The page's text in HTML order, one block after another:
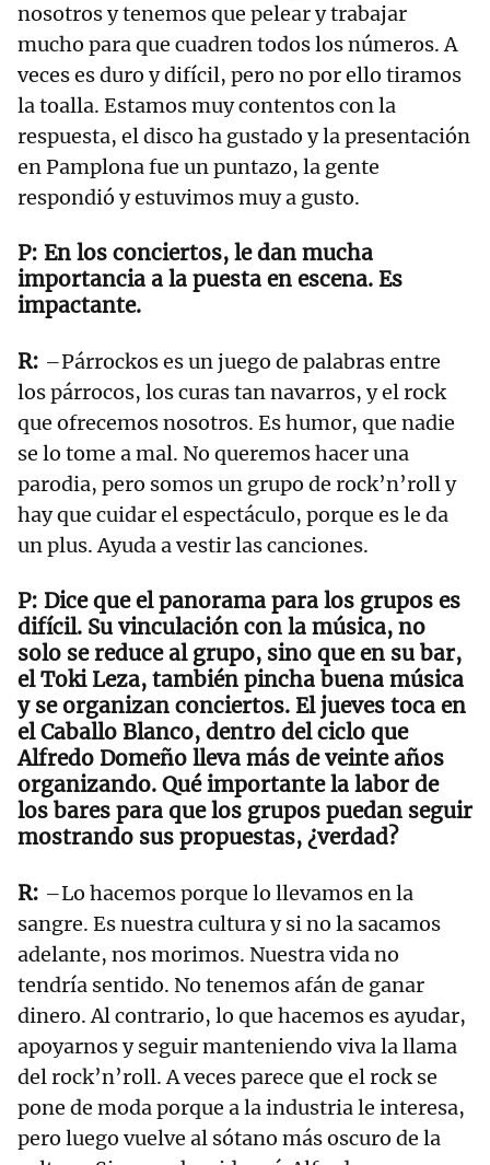
nosotros y tenemos que pelear y trabajar
mucho para que cuadren todos los números. A
veces es duro y difícil, pero no por ello tiramos
la toalla. Estamos muy contentos con la
respuesta, el disco ha gustado y la presentación
en Pamplona fue un puntazo, la gente
respondió y estuvimos muy a gusto.
En los conciertos, le dan mucha
importancia a la puesta en escena. Es
impactante.
–Párrockos es un juego de palabras entre
los párrocos, los curas tan navarros, y el rock
que ofrecemos nosotros. Es humor, que nadie
se lo tome a mal. No queremos hacer una
parodia, pero somos un grupo de rock’n’roll y
hay que cuidar el espectáculo, porque es le da
un plus. Ayuda a vestir las canciones.
Dice que el panorama para los grupos es
difícil. Su vinculación con la música, no
solo se reduce al grupo, sino que en su bar,
el Toki Leza, también pincha buena música
y se organizan conciertos. El jueves toca en
el Caballo Blanco, dentro del ciclo que
Alfredo Domeño lleva más de veinte años
organizando. Qué importante la labor de
los bares para que los grupos puedan seguir
mostrando sus propuestas, ¿verdad?
–Lo hacemos porque lo llevamos en la
sangre. Es nuestra cultura y si no la sacamos
adelante, nos morimos. Nuestra vida no
tendría sentido. No tenemos afán de ganar
dinero. Al contrario, lo que hacemos es ayudar,
apoyarnos y seguir manteniendo viva la llama
del rock’n’roll. A veces parece que el rock se
pone de moda porque a la industria le interesa,
pero luego vuelve al sótano más oscuro de la